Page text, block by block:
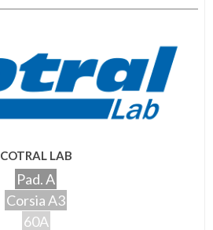
COTRAL LAB
Pad. A
Corsia A3
60A